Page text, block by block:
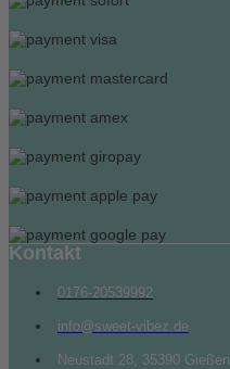
Kontakt
0176-20539992
info@sweet-vibez.de
Neustadt 28, 35390 Gießen